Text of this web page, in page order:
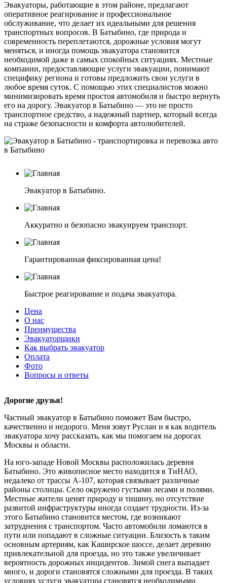
Эвакуаторы, работающие в этом районе, предлагают
оперативное реагирование и профессиональное
обслуживание, что делает их идеальными для решения
транспортных вопросов. В Батыбино, где природа и
современность переплетаются, дорожные условия могут
меняться, и иногда помощь эвакуатора становится
необходимой даже в самых спокойных ситуациях. Местные
компании, предоставляющие услуги эвакуации, понимают
специфику региона и готовы предложить свои услуги в
любое время суток. С помощью этих специалистов можно
минимизировать время простоя автомобиля и быстро вернуть
его на дорогу. Эвакуатор в Батыбино — это не просто
транспортное средство, а надежный партнер, который всегда
на страже безопасности и комфорта автолюбителей.
Эвакуатор в Батыбино.
Аккуратно и безопасно эвакуируем транспорт.
Гарантированная фиксированная цена!
Быстрое реагирование и подача эвакуатора.
Цена
О нас
Преимущества
Эвакуаторщики
Как выбрать эвакуатор
Оплата
Фото
Вопросы и ответы
Дорогие друзья!
Частный эвакуатор в Батыбино поможет Вам быстро,
качественно и недорого. Меня зовут Руслан и я как водитель
эвакуатора хочу рассказать, как мы помогаем на дорогах
Москвы и области.
На юго-западе Новой Москвы расположилась деревня
Батыбино. Это живописное место находится в ТиНАО,
недалеко от трассы А-107, которая связывает различные
районы столицы. Село окружено густыми лесами и полями.
Местные жители ценят природу и тишину, но отсутствие
развитой инфраструктуры иногда создает трудности. Из-за
этого Батыбино становится местом, где возникают
затруднения с транспортом. Часто автомобили ломаются в
пути или попадают в сложные ситуации. Близость к таким
основным артериям, как Каширское шоссе, делает деревню
привлекательной для проезда, но это также увеличивает
вероятность дорожных инцидентов. Зимой снега выпадает
много, и дороги становятся сложными для проезда. В таких
условиях услуги эвакуатора становятся необходимыми.